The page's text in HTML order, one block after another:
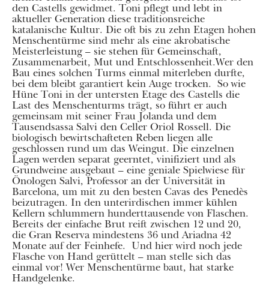
den Castells gewidmet. Toni pflegt und lebt in
aktueller Generation diese traditionsreiche
katalanische Kultur. Die oft bis zu zehn Etagen hohen
Menschentürme sind mehr als eine akrobatische
Meisterleistung – sie stehen für Gemeinschaft,
Zusammenarbeit, Mut und Entschlossenheit.Wer den
Bau eines solchen Turms einmal miterleben durfte,
bei dem bleibt garantiert kein Auge trocken. So wie
Hüne Toni in der untersten Etage des Castells die
Last des Menschenturms trägt, so führt er auch
gemeinsam mit seiner Frau Jolanda und dem
Tausendsassa Salvi den Celler Oriol Rossell. Die
biologisch bewirtschafteten Reben liegen alle
geschlossen rund um das Weingut. Die einzelnen
Lagen werden separat geerntet, vinifiziert und als
Grundweine ausgebaut – eine geniale Spielwiese für
Önologen Salvi, Professor an der Universität in
Barcelona, um mit zu den besten Cavas des Penedès
beizutragen. In den unterirdischen immer kühlen
Kellern schlummern hunderttausende von Flaschen.
Bereits der einfache Brut reift zwischen 12 und 20,
die Gran Reserva mindestens 36 und Ariadna 42
Monate auf der Feinhefe. Und hier wird noch jede
Flasche von Hand gerüttelt – man stelle sich das
einmal vor! Wer Menschentürme baut, hat starke
Handgelenke.